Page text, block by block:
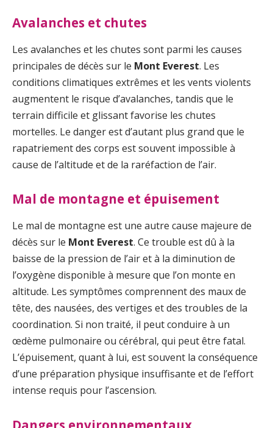
Avalanches et chutes
Les avalanches et les chutes sont parmi les causes
principales de décès sur le Mont Everest. Les
conditions climatiques extrêmes et les vents violents
augmentent le risque d’avalanches, tandis que le
terrain difficile et glissant favorise les chutes
mortelles. Le danger est d’autant plus grand que le
rapatriement des corps est souvent impossible à
cause de l’altitude et de la raréfaction de l’air.
Mal de montagne et épuisement
Le mal de montagne est une autre cause majeure de
décès sur le Mont Everest. Ce trouble est dû à la
baisse de la pression de l’air et à la diminution de
l’oxygène disponible à mesure que l’on monte en
altitude. Les symptômes comprennent des maux de
tête, des nausées, des vertiges et des troubles de la
coordination. Si non traité, il peut conduire à un
œdème pulmonaire ou cérébral, qui peut être fatal.
L’épuisement, quant à lui, est souvent la conséquence
d’une préparation physique insuffisante et de l’effort
intense requis pour l’ascension.